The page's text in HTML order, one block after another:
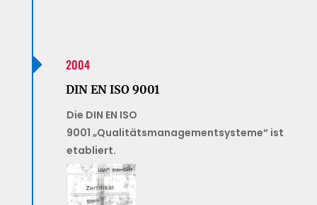
 2004
DIN EN ISO 9001
Die DIN EN ISO
9001 „Qualitätsmanagementsysteme“ ist
etabliert.